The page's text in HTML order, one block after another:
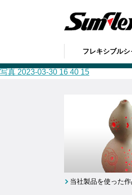
フレキシブルシ
写真 2023-03-30 16 40 15
写真 2023-03-30 16 40 15
当社製品を使った